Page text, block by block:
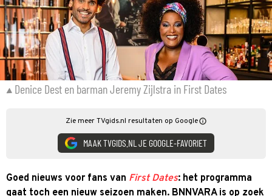
Denice Dest en barman Jeremy Zijlstra in First Dates
Zie meer TVgids.nl resultaten op Google
MAAK TVGIDS.NL JE GOOGLE-FAVORIET
Goed nieuws voor fans van First Dates: het programma
gaat toch een nieuw seizoen maken. BNNVARA is op zoek